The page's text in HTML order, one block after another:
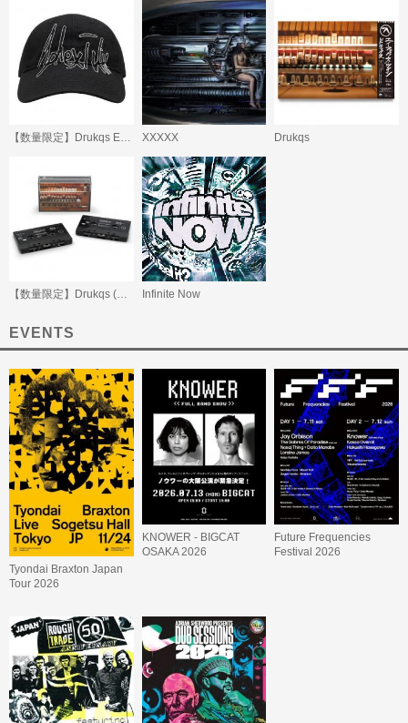
【数量限定】Drukqs Embroidered Cap XXXXX Drukqs
【数量限定】Drukqs (Beatink.com限定) Infinite Now
EVENTS
Tyondai Braxton Japan
Tour 2026
KNOWER - BIGCAT
OSAKA 2026
Future Frequencies
Festival 2026